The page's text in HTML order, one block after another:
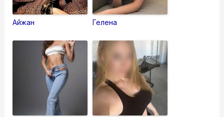
Айжан Гелена